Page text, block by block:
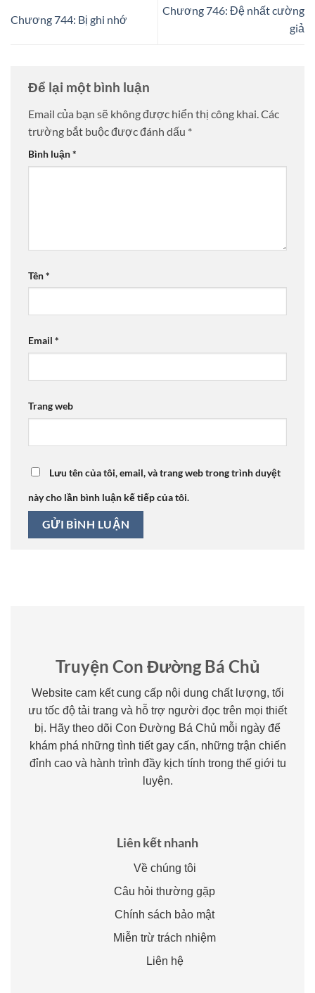
Chương 744: Bị ghi nhớ
Chương 746: Đệ nhất cường
giả
Để lại một bình luận
Email của bạn sẽ không được hiển thị công khai.Các
trường bắt buộc được đánh dấu *
Bình luận*
Tên*
Email *
Trang web
Lưu tên của tôi, email, và trang web trong trình duyệt
này cho lần bình luận kế tiếp của tôi.
Truyện Con Đường Bá Chủ
Website cam kết cung cấp nội dung chất lượng, tối
ưu tốc độ tải trang và hỗ trợ người đọc trên mọi thiết
bị. Hãy theo dõi Con Đường Bá Chủ mỗi ngày để
khám phá những tình tiết gay cấn, những trận chiến
đỉnh cao và hành trình đầy kịch tính trong thế giới tu
luyện.
Liên kết nhanh
Về chúng tôi
Câu hỏi thường gặp
Chính sách bảo mật
Miễn trừ trách nhiệm
Liên hệ